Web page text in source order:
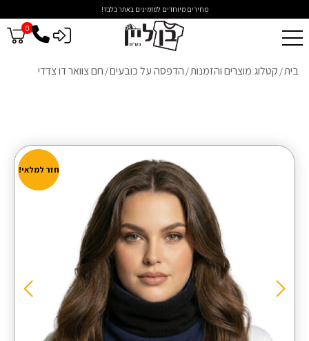
מחירים מיוחדים למזמינים באתר בלבד!
0
כניסה לסיטונאים
בית/ קטלוג מוצרים והזמנות/ הדפסה על כובעים/ חם צוואר דו צדדי
חזר למלאי!